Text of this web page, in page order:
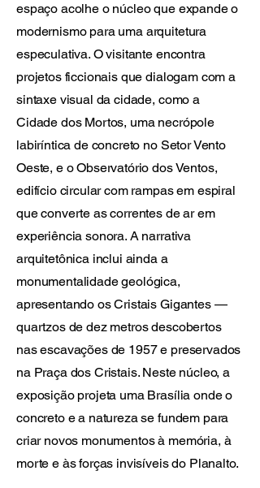
espaço acolhe o núcleo que expande o
modernismo para uma arquitetura
especulativa. O visitante encontra
projetos ficcionais que dialogam com a
sintaxe visual da cidade, como a
Cidade dos Mortos, uma necrópole
labiríntica de concreto no Setor Vento
Oeste, e o Observatório dos Ventos,
edifício circular com rampas em espiral
que converte as correntes de ar em
experiência sonora. A narrativa
arquitetônica inclui ainda a
monumentalidade geológica,
apresentando os Cristais Gigantes —
quartzos de dez metros descobertos
nas escavações de 1957 e preservados
na Praça dos Cristais. Neste núcleo, a
exposição projeta uma Brasília onde o
concreto e a natureza se fundem para
criar novos monumentos à memória, à
morte e às forças invisíveis do Planalto.